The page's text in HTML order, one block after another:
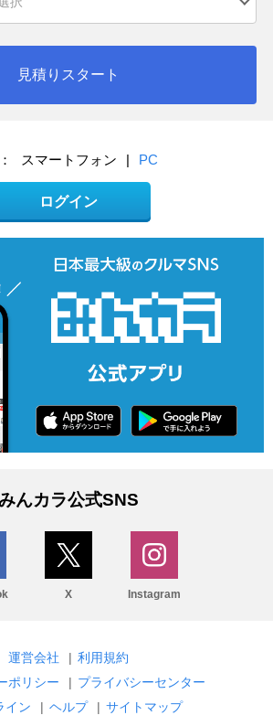
見積りスタート
スマートフォン | PC
ログイン
んカラ公式SNS
X Instagram
運営会社 | 利用規約
ポリシー
| プライバシーセンター
イン
| ヘルプ | サイトマップ